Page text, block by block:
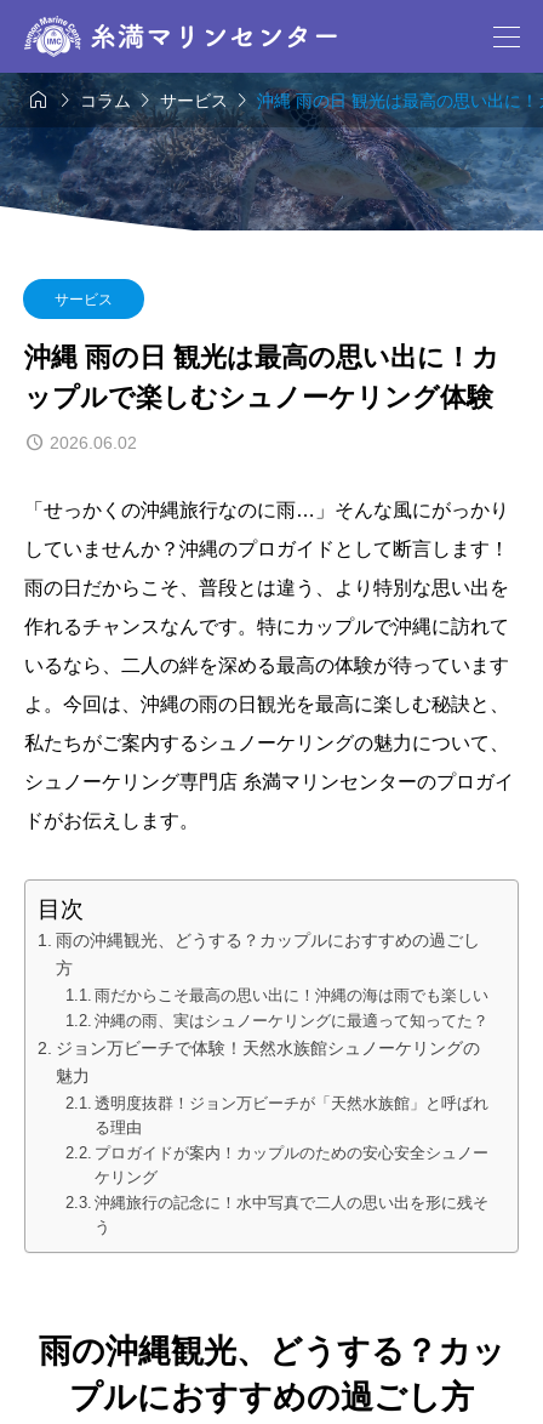
コラム サービス沖縄 雨の日 観光は最高の思い出に
サービス
沖縄 雨の日 観光は最高の思い出に！カ
ップルで楽しむシュノーケリング体験
2026.06.02
「せっかくの沖縄旅行なのに雨…」そんな風にがっかり
していませんか？沖縄のプロガイドとして断言します！
雨の日だからこそ、普段とは違う、より特別な思い出を
作れるチャンスなんです。特にカップルで沖縄に訪れて
いるなら、二人の絆を深める最高の体験が待っています
よ。今回は、沖縄の雨の日観光を最高に楽しむ秘訣と、
私たちがご案内するシュノーケリングの魅力について、
シュノーケリング専門店 糸満マリンセンターのプロガイ
ドがお伝えします。
目次
雨の沖縄観光、どうする？カップルにおすすめの過ごし
方
雨だからこそ最高の思い出に！沖縄の海は雨でも楽しい
沖縄の雨、実はシュノーケリングに最適って知ってた？
ジョン万ビーチで体験！天然水族館シュノーケリングの
魅力
透明度抜群！ジョン万ビーチが「天然水族館」と呼ばれ
る理由
プロガイドが案内！カップルのための安心安全シュノー
ケリング
沖縄旅行の記念に！水中写真で二人の思い出を形に残そ
う
雨の沖縄観光、どうする？カッ
プルにおすすめの過ごし方